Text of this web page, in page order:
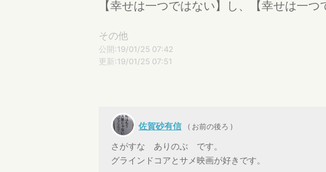
【幸せは一つではない】し、【幸せは一つ
その他
公開:19/01/25 07:42
更新:19/01/25 07:51
佐賀砂有信 ( お前の後ろ )
さがすな ありのぶ です。
グラインドコアとサメ映画が好きです。